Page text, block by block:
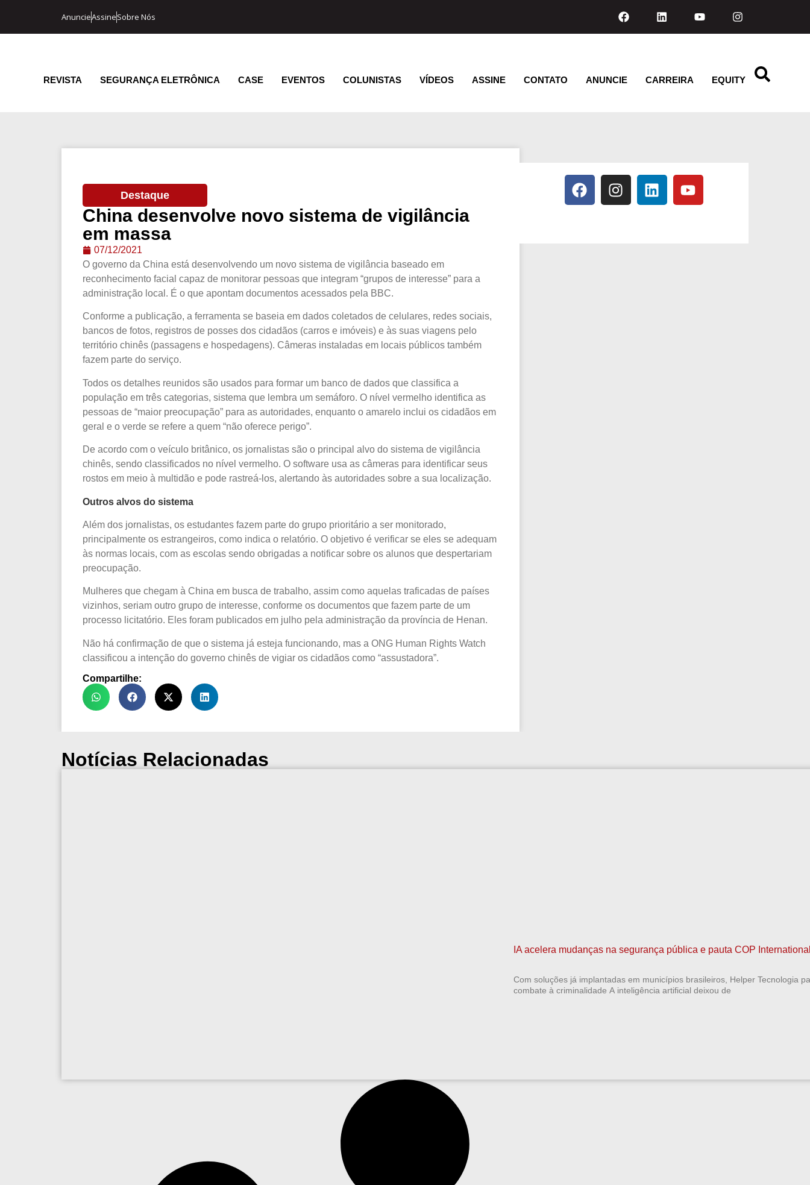
AnuncieAssineSobre Nós
REVISTA SEGURANÇA ELETRÔNICA CASE EVENTOS COLUNISTAS VÍDEOS ASSINE CONTATO ANUNCIE CARREIRA EQUITY
Destaque
China desenvolve novo sistema de vigilância
em massa
07/12/2021
O governo da China está desenvolvendo um novo sistema de vigilância baseado em
reconhecimento facial capaz de monitorar pessoas que integram “grupos de interesse” para a
administração local. É o que apontam documentos acessados pela BBC.
Conforme a publicação, a ferramenta se baseia em dados coletados de celulares, redes sociais,
bancos de fotos, registros de posses dos cidadãos (carros e imóveis) e às suas viagens pelo
território chinês (passagens e hospedagens). Câmeras instaladas em locais públicos também
fazem parte do serviço.
Todos os detalhes reunidos são usados para formar um banco de dados que classifica a
população em três categorias, sistema que lembra um semáforo. O nível vermelho identifica as
pessoas de “maior preocupação” para as autoridades, enquanto o amarelo inclui os cidadãos em
geral e o verde se refere a quem “não oferece perigo”.
De acordo com o veículo britânico, os jornalistas são o principal alvo do sistema de vigilância
chinês, sendo classificados no nível vermelho. O software usa as câmeras para identificar seus
rostos em meio à multidão e pode rastreá-los, alertando às autoridades sobre a sua localização.
Outros alvos do sistema
Além dos jornalistas, os estudantes fazem parte do grupo prioritário a ser monitorado,
principalmente os estrangeiros, como indica o relatório. O objetivo é verificar se eles se adequam
às normas locais, com as escolas sendo obrigadas a notificar sobre os alunos que despertariam
preocupação.
Mulheres que chegam à China em busca de trabalho, assim como aquelas traficadas de países
vizinhos, seriam outro grupo de interesse, conforme os documentos que fazem parte de um
processo licitatório. Eles foram publicados em julho pela administração da província de Henan.
Não há confirmação de que o sistema já esteja funcionando, mas a ONG Human Rights Watch
classificou a intenção do governo chinês de vigiar os cidadãos como “assustadora”.
Compartilhe:
Notícias Relacionadas
IA acelera mudanças na segurança pública e pauta COP
Com soluções já implantadas em municípios brasileiros, Helper Tecnologia
combate à criminalidade A inteligência artificial deixou de